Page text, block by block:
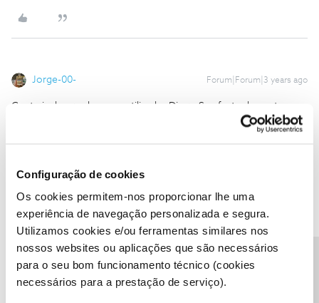
Configuração de cookies
Os cookies permitem-nos proporcionar lhe uma
experiência de navegação personalizada e segura.
Utilizamos cookies e/ou ferramentas similares nos
nossos websites ou aplicações que são necessários
para o seu bom funcionamento técnico (cookies
necessários para a prestação de serviço).
Jorge-00- Forum|Forum|3 years ago
Gostaria de agradecer ao utilizador Diogo S. o facto de me ter
oferecido um voucher. Alguém que faz pro bono o trabalho que
devia ser feito pelos "profissionais" da NOS que nem se
1 pessoa gostou